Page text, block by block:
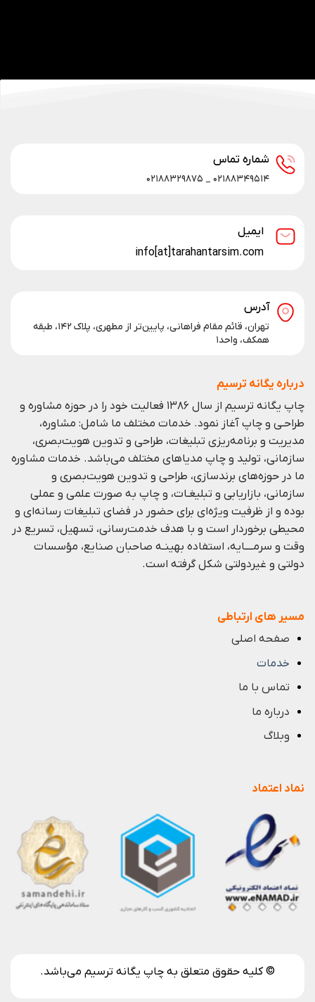
شماره تماس
۰۲۱۸۸۳۴۹۵۱۴ _ ۰۲۱۸۸۳۲۹۸۷۵
ایمیل
info[at]tarahantarsim.com
آدرس
تهران، قائم مقام فراهانی، پایین‌تر از مطهری، پلاک ۱۴۲، طبقه
همکف، واحد۱
درباره یگانه ترسیم
چاپ یگانه ترسیم از سال ۱۳۸۶ فعالیت خود را در حوزه مشاوره و
طراحـی و چاپ آغاز نمود. خدمات مختلف ما شامل: مشاوره،
مدیریت و برنامه‌ریزی تبلیغات، طراحی و تدوین هویت‌بصری،
سازمانی، تولید و چاپ مدیا‌های مختلف می‌باشد. خدمات مشاوره
ما در حوزه‌های برندسازی، طراحی و تدوین هویت‌بصری و
سازمانی، بازاریابی و تبلیغـات، و چاپ به صورت علمی و عملی
بوده و از ظرفيت ويژه‌ای برای حضور در فضای تبليغات رسانه‌ای و
محيطی برخوردار است و با هدف خدمت‌رسانی، تسهيل، تسريع در
وقت و سرمــــايه، استفاده بهينـه صاحبان صنايع، مؤسسات
دولتی و غيردولتی شكل گرفته است.
مسیر های ارتباطی
صفحه اصلی
خدمات
تماس با ما
درباره ما
وبلاگ
نماد اعتماد
© کلیه حقوق متعلق به چاپ یگانه ترسیم می‌باشد.